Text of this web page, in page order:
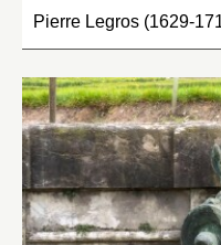
Pierre Legros (1629-